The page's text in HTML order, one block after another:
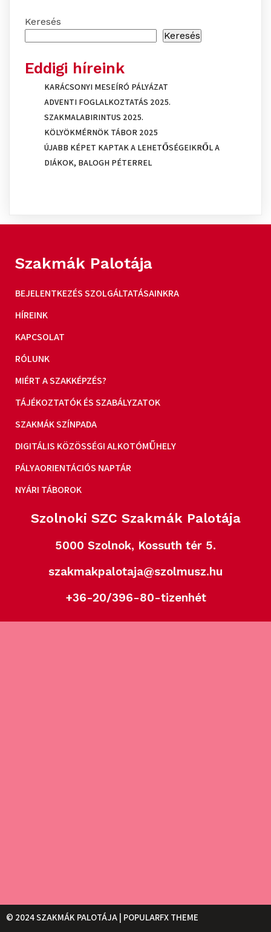
Keresés
Keresés
Eddigi híreink
KARÁCSONYI MESEÍRÓ PÁLYÁZAT
ADVENTI FOGLALKOZTATÁS 2025.
SZAKMALABIRINTUS 2025.
KÖLYÖKMÉRNÖK TÁBOR 2025
ÚJABB KÉPET KAPTAK A LEHETŐSÉGEIKRŐL A
DIÁKOK, BALOGH PÉTERREL
Szakmák Palotája
BEJELENTKEZÉS SZOLGÁLTATÁSAINKRA
HÍREINK
KAPCSOLAT
RÓLUNK
MIÉRT A SZAKKÉPZÉS?
TÁJÉKOZTATÓK ÉS SZABÁLYZATOK
SZAKMÁK SZÍNPADA
DIGITÁLIS KÖZÖSSÉGI ALKOTÓMŰHELY
PÁLYAORIENTÁCIÓS NAPTÁR
NYÁRI TÁBOROK
Szolnoki SZC Szakmák Palotája
5000 Szolnok, Kossuth tér 5.
szakmakpalotaja@szolmusz.hu
+36-20/396-80-tizenhét
© 2024 SZAKMÁK PALOTÁJA | POPULARFX THEME